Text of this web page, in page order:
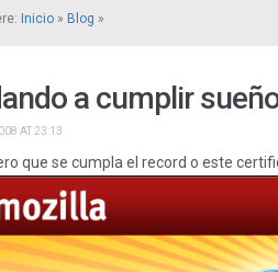
Inicio » Blog »
a cumplir
AT 23:13
que se cumpla el record o este